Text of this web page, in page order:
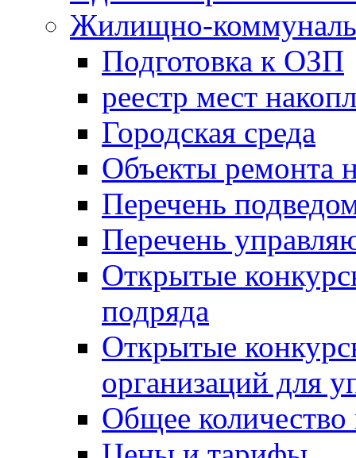
Жилищно-
Подготовка к ОЗП
реестр мест
Городская среда
Объекты ремонта
Перечень
Перечень
Открытые
подряда
Открытые
организаций для
Общее